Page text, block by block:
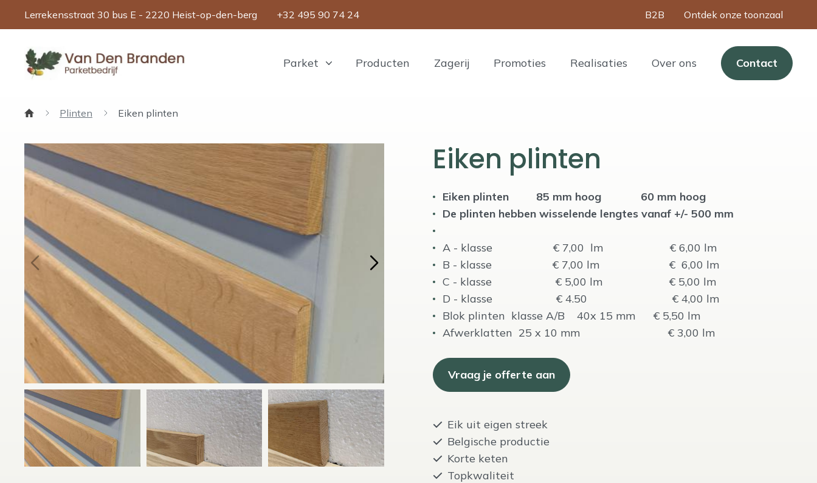
Lerrekensstraat 30 bus E - 2220 Heist-op-den-berg +32 495 90 74 24 B2B Ontdek onze toonzaal
Parket Producten Zagerij Promoties Realisaties Over ons Contact
Plinten Eiken plinten
Eiken plinten
Eiken plinten 85 mm hoog 60 mm hoog
De plinten hebben wisselende lengtes vanaf +/- 500 mm
A - klasse € 7,00 lm € 6,00 lm
B - klasse € 7,00 lm € 6,00 lm
C - klasse € 5,00 lm € 5,00 lm
D - klasse € 4.50 € 4,00 lm
Blok plinten klasse A/B 40x 15 mm € 5,50 lm
Afwerklatten 25 x 10 mm € 3,00 lm
Vraag je offerte aan
Eik uit eigen streek
Belgische productie
Korte keten
Topkwaliteit